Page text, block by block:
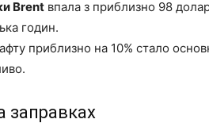
Brent впала з приблизно 98
годин.
приблизно на 10% стало
заправках